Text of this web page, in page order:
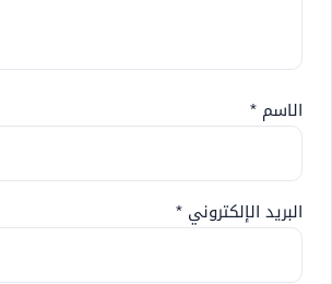
الاسم *
البريد الإلكتروني *